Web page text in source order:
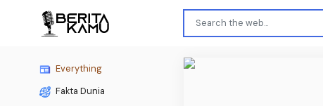
Everything
Fakta Dunia